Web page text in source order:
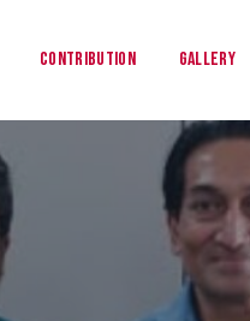
Contribution Gallery